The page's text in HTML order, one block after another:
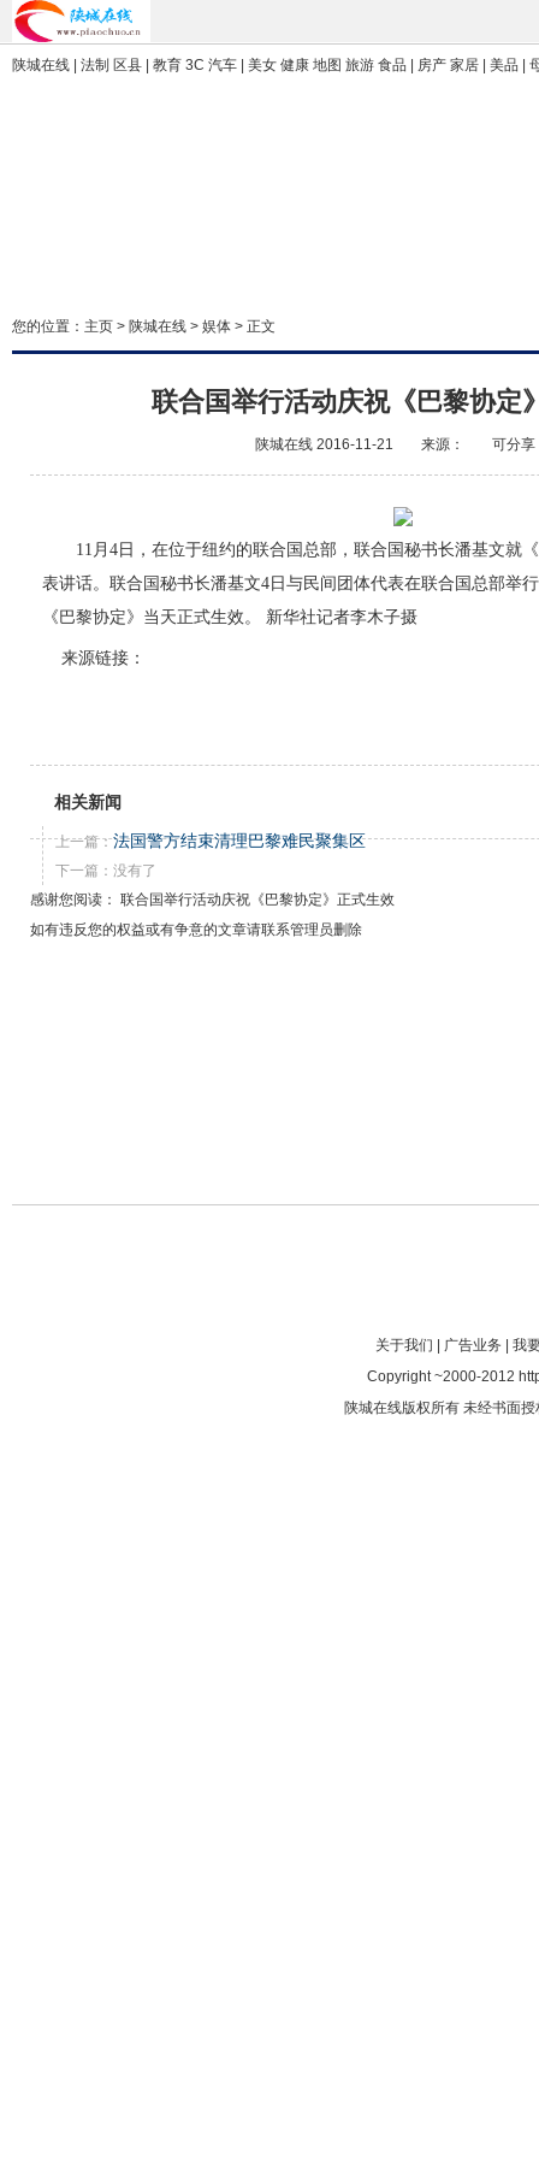
陕城在线 | 法制 区县 | 教育 3C 汽车 | 美女 健康 地图 旅游 食品 | 房产 家居 | 美品 |
您的位置： 主页 > 陕城在线 > 娱体 > 正文
联合国举行活动庆祝《巴黎协定
陕城在线 2016-11-21 来源： 可分享
11月4日，在位于纽约的联合国总部，联合国秘书长潘基文就
表讲话。联合国秘书长潘基文4日与民间团体代表在联合国总部举
《巴黎协定》当天正式生效。 新华社记者李木子摄
来源链接：
相关新闻
上一篇：法国警方结束清理巴黎难民聚集区
下一篇：没有了
感谢您阅读： 联合国举行活动庆祝《巴黎协定》正式生效
如有违反您的权益或有争意的文章请联系管理员删除
关于我们 广告业务
我
Copyright ~2000-2012
陕城在线版权所有 未经书面